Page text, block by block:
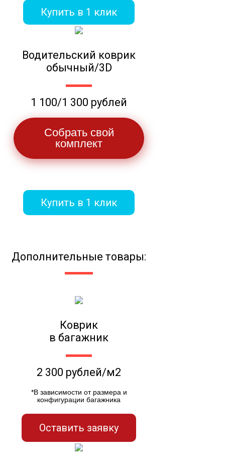
Купить в 1 клик
Водительский коврик
обычный/3D
1 100/1 300 рублей
Собрать свой
комплект
Купить в 1 клик
Дополнительные товары:
Коврик
в багажник
2 300 рублей/м2
*В зависимости от размера и
конфигурации багажника
Оставить заявку